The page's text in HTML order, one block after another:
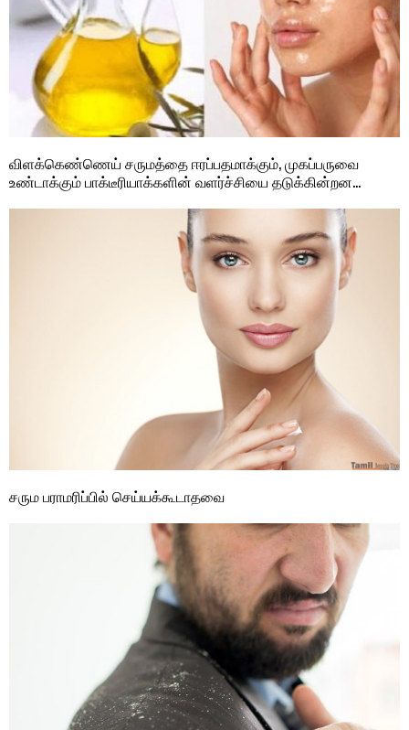
விளக்கெண்ணெய் சருமத்தை ஈரப்பதமாக்கும், முகப்பருவை
உண்டாக்கும் பாக்டீரியாக்களின் வளர்ச்சியை தடுக்கின்றன…
சரும பராமரிப்பில் செய்யக்கூடாதவை